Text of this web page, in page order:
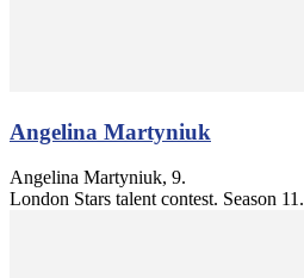
Angelina Martyniuk
Angelina Martyniuk, 9.
London Stars talent contest. Season 11.